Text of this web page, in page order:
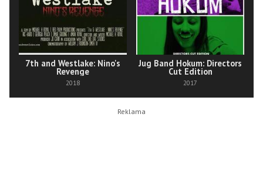
7th and Westlake: Nino's
Revenge
2018
Jug Band Hokum: Directors
Cut Edition
2017